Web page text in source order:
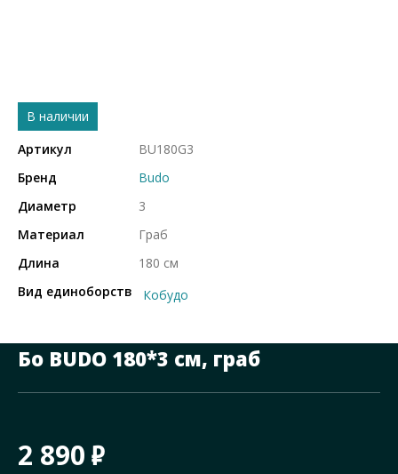
В наличии
Артикул
BU180G3
Бренд
Budo
Диаметр
3
Материал
Граб
Длина
180 см
Вид единоборств
Кобудо
Бо BUDO 180*3 см, граб
2 890